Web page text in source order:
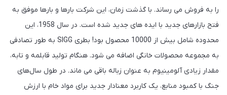
را به فروش می رساند. با گذشت زمان، این شرکت بارها و بارها موفق به
فتح بازارهای جدید با ایده های جدید شده است. در سال 1958، این
محدوده شامل بیش از 10000 محصول بود! بطری SIGG به طور تصادفی
به مجموعه محصولات خانگی اضافه می شود. هنگام تولید قابلمه و تابه،
مقدار زیادی آلومینیوم به عنوان زباله باقی می ماند. در طول سال‌های
جنگ با کمبود منابع، یک کاربرد معنادار جدید برای مواد خام با ارزش